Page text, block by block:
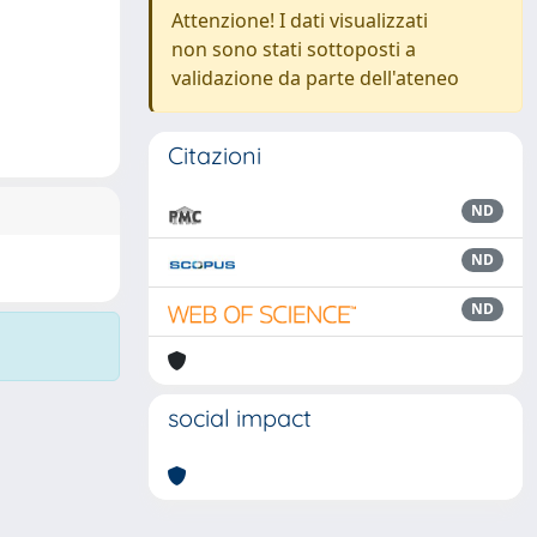
Attenzione! I dati visualizzati
non sono stati sottoposti a
validazione da parte dell'ateneo
Citazioni
ND
ND
ND
social impact